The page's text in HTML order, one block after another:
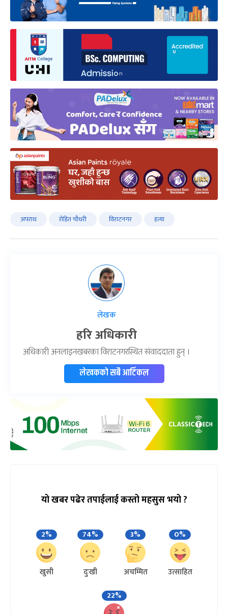
अपराध रोहित चौधरी विराटनगर हत्या
लेखक
हरि अधिकारी
अधिकारी अनलाइनखबरका विराटनगरस्थित संवाददाता हुन् ।
लेखकको सबै आर्टिकल
यो खबर पढेर तपाईलाई कस्तो महसुस भयो ?
2%
खुसी
74%
दुःखी
3%
अचम्मित
0%
उत्साहित
22%